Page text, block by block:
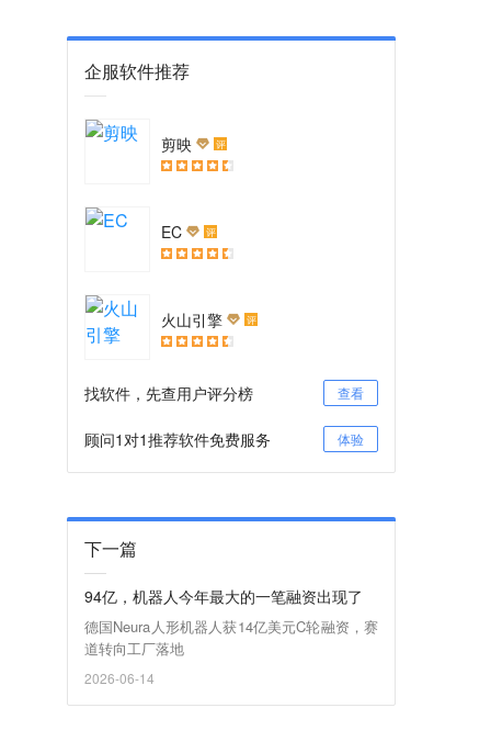
企服软件推荐
剪映 评
EC 评
火山引擎 评
找软件，先查用户评分榜 查看
顾问1对1推荐软件免费服务 体验
下一篇
94亿，机器人今年最大的一笔融资出现了
德国Neura人形机器人获14亿美元C轮融资，赛
道转向工厂落地
2026-06-14